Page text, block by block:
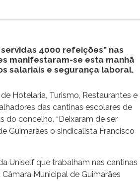
4000 refeições” nas
manifestaram-se esta manhã
salariais e segurança laboral.
Hotelaria, Turismo, Restaurantes e
das cantinas escolares de
do concelho. “Deixaram de ser
Guimarães o sindicalista Francisco
Uniself que trabalham nas cantinas
Municipal de Guimarães